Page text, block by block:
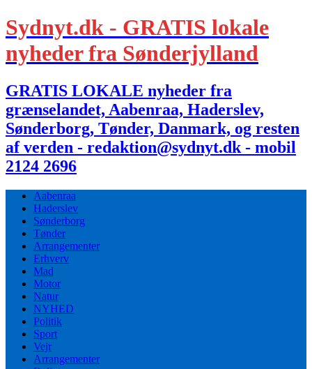
Sydnyt.dk - GRATIS lokale
nyheder fra Sønderjylland
GRATIS LOKALE nyheder fra
grænselandet, Aabenraa, Haderslev,
Sønderborg, Tønder, Danmark, og resten
af verden - redaktion@sydnyt.dk - mobil
2124 2696
Aabenraa
Haderslev
Sønderborg
Tønder
Arrangementer
Erhverv
Mad
Motor
Natur
NYHED
Politik
Sport
Vejr
Arrangementer